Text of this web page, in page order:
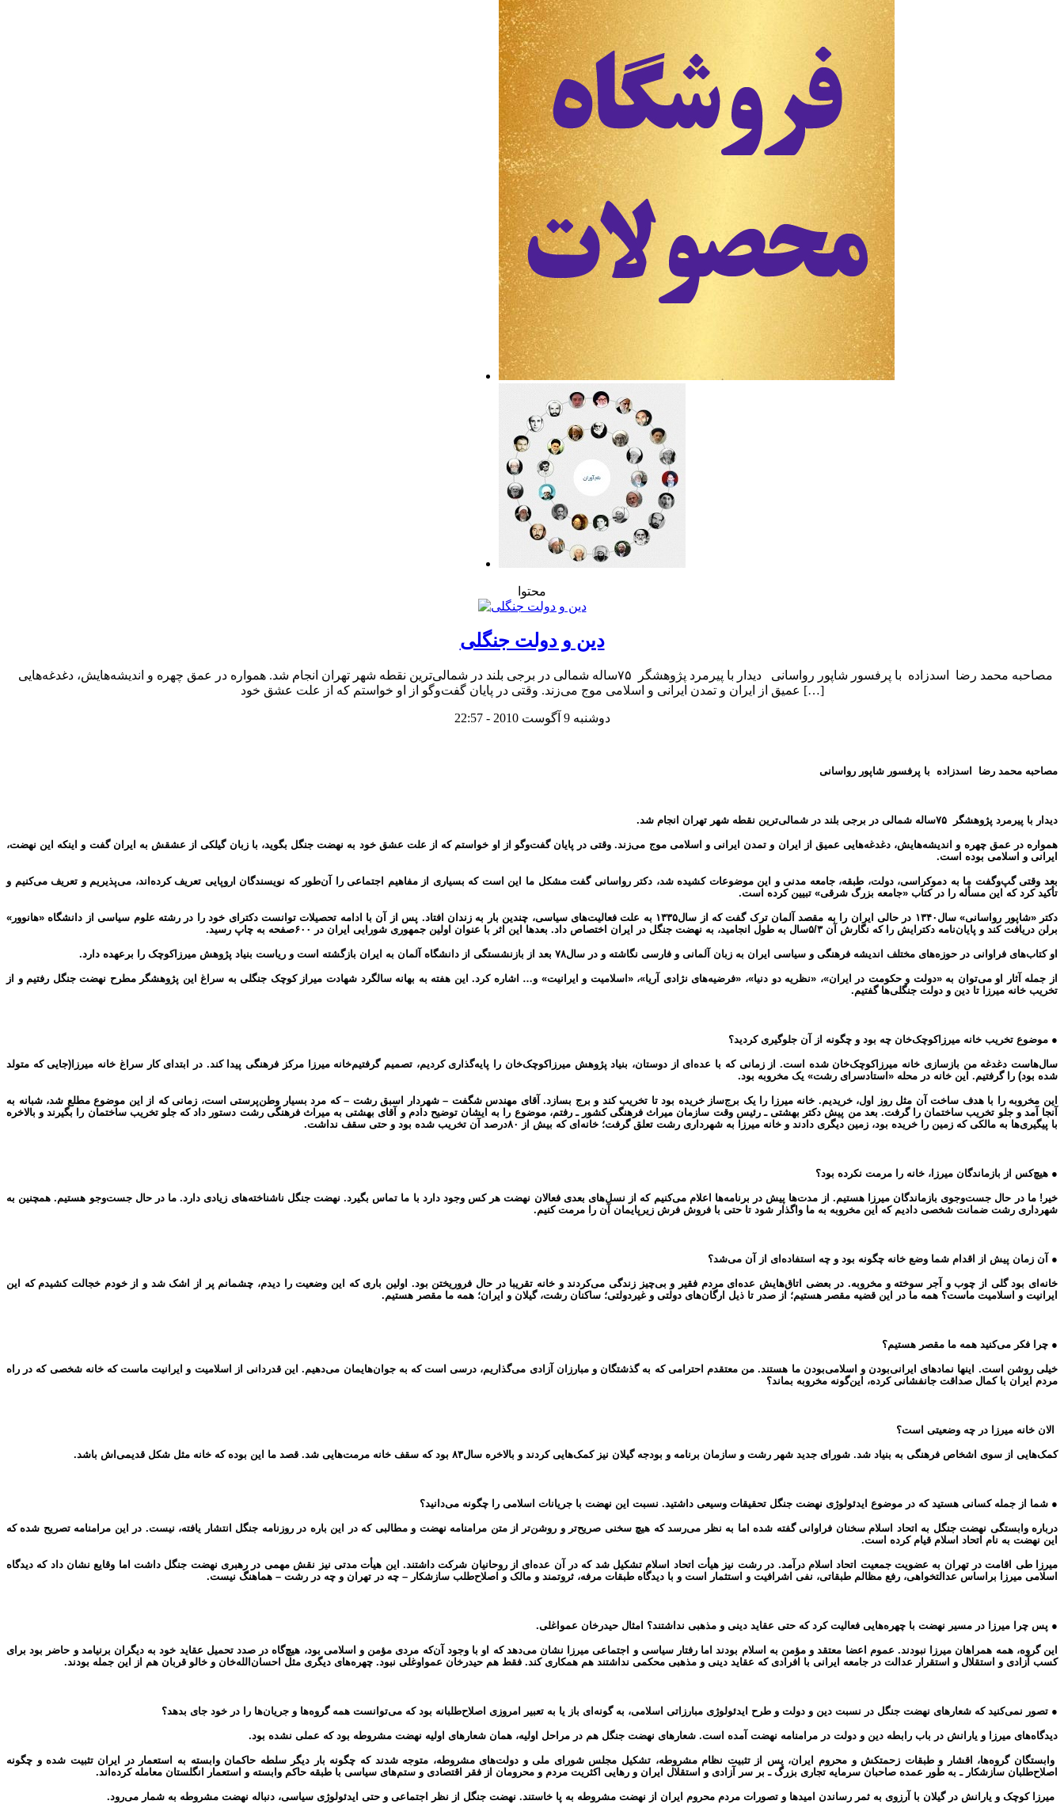
محتوا
دین و دولت جنگلی
عمیق از ایران و تمدن ایرانی و اسلامی موج می‌زند. وقتی در پایان گفت‌وگو از او خواستم که از علت عشق خود […]
دوشنبه 9 آگوست 2010 - 22:57
مصاحبه محمد رضا اسدزاده با پرفسور شاپور رواسانی
دیدار با پیرمرد پژوهشگر ۷۵ساله شمالی در برجی بلند در شمالی‌ترین نقطه شهر تهران انجام شد.
همواره در عمق چهره و اندیشه‌هایش، دغدغه‌هایی عمیق از ایران و تمدن ایرانی و اسلامی موج می‌زند. وقتی در پایان گفت‌وگو از او خواستم که از علت عشق خود به نهضت جنگل بگوید، با زبان گیلکی از عشقش به ایران گفت و اینکه این نهضت،
ایرانی و اسلامی بوده است.
بعد وقتی گپ‌وگفت ما به دموکراسی، دولت، طبقه، جامعه مدنی و این موضوعات کشیده شد، دکتر رواسانی گفت مشکل ما این است که بسیاری از مفاهیم اجتماعی را آن‌طور که نویسندگان اروپایی تعریف کرده‌اند، می‌پذیریم و تعریف می‌کنیم و
تأکید کرد که این مسأله را در کتاب «جامعه بزرگ شرقی» تبیین کرده است.
دکتر «شاپور رواسانی» سال۱۳۴۰ در حالی ایران را به مقصد آلمان ترک گفت که از سال‌۱۳۳۵ به علت فعالیت‌های سیاسی، چندین بار به زندان افتاد. پس از آن با ادامه تحصیلات توانست دکترای خود را در رشته علوم سیاسی از دانشگاه «هانوور»
برلن دریافت کند و پایان‌نامه دکترایش را که نگارش آن ۵/۳سال به طول انجامید، به نهضت جنگل در ایران اختصاص داد. بعدها این اثر با عنوان اولین جمهوری شورایی ایران در ۶۰۰صفحه به چاپ رسید.
او کتاب‌های فراوانی در حوزه‌های مختلف اندیشه فرهنگی و سیاسی ایران به زبان آلمانی و فارسی نگاشته و در سال۷۸ بعد از بازنشستگی از دانشگاه آلمان به ایران بازگشته است و ریاست بنیاد پژوهش میرزاکوچک را برعهده دارد.
از جمله آثار او می‌توان به «دولت و حکومت در ایران»، «نظریه دو دنیا»، «فرضیه‌های نژادی آریا»، «اسلامیت و ایرانیت» و… اشاره کرد. این هفته به بهانه سالگرد شهادت میراز کوچک جنگلی به سراغ این پژوهشگر مطرح نهضت جنگل رفتیم و از
تخریب خانه میرزا تا دین و دولت جنگلی‌ها گفتیم.
● موضوع تخریب خانه میرزاکوچک‌خان چه بود و چگونه از آن جلوگیری کردید؟
سال‌هاست دغدغه من بازسازی خانه میرزاکوچک‌خان شده است. از زمانی که با عده‌ای از دوستان، بنیاد پژوهش میرزاکوچک‌خان را پایه‌گذاری کردیم، تصمیم گرفتیم‌خانه میرزا مرکز فرهنگی پیدا کند. در ابتدای کار سراغ خانه میرزا(جایی که متولد
شده بود) را گرفتیم. این خانه در محله «استادسرای رشت» یک مخروبه بود.
این مخروبه را با هدف ساخت آن مثل روز اول، ‌خریدیم. خانه میرزا را یک برج‌ساز خریده بود تا تخریب کند و برج بسازد. آقای مهندس شگفت – شهردار اسبق رشت – که مرد بسیار وطن‌پرستی است، زمانی که از این موضوع مطلع شد، شبانه به
آنجا آمد و جلو تخریب ساختمان را گرفت. بعد من پیش دکتر بهشتی ـ رئیس وقت سازمان میراث فرهنگی کشور ـ رفتم، موضوع را به ایشان توضیح دادم و آقای بهشتی به میراث فرهنگی رشت دستور داد که جلو تخریب ساختمان را بگیرند و بالاخره
با پیگیری‌ها به مالکی که زمین را خریده بود، زمین دیگری دادند و خانه میرزا به شهرداری رشت تعلق گرفت؛ خانه‌ای که بیش از ۸۰درصد آن تخریب شده بود و حتی سقف نداشت.
● هیچ‌کس از بازماندگان میرزا، خانه را مرمت نکرده بود؟
خیر! ما در حال جست‌وجوی بازماندگان میرزا هستیم. از مدت‌ها پیش در برنامه‌ها اعلام می‌کنیم که از نسل‌های بعدی فعالان نهضت هر کس وجود دارد با ما تماس بگیرد. نهضت جنگل ناشناخته‌های زیادی دارد. ما در حال جست‌وجو هستیم. همچنین به
شهرداری رشت ضمانت شخصی دادیم که این مخروبه به ما واگذار شود تا حتی با فروش فرش زیرپایمان آن را مرمت کنیم.
● آن زمان پیش از اقدام شما وضع خانه چگونه بود و چه استفاده‌ای از آن می‌شد؟
خانه‌ای بود گلی از چوب و آجر سوخته و مخروبه. در بعضی اتاق‌هایش عده‌ای مردم فقیر و بی‌چیز زندگی می‌کردند و خانه تقریبا در حال فروریختن بود. اولین باری که این وضعیت را دیدم، چشمانم پر از اشک شد و از خودم خجالت کشیدم که این
ایرانیت و اسلامیت ماست؟ همه ما در این قضیه مقصر هستیم؛ از صدر تا ذیل ارگان‌های دولتی و غیردولتی؛ ساکنان رشت، گیلان و ایران؛ همه ما مقصر هستیم.
● چرا فکر می‌کنید همه ما مقصر هستیم؟
خیلی روشن است. اینها نمادهای ایرانی‌بودن و اسلامی‌بودن ما هستند. من معتقدم احترامی که به گذشتگان و مبارزان آزادی می‌گذاریم، درسی است که به جوان‌هایمان می‌دهیم. این قدردانی از اسلامیت و ایرانیت ماست که خانه شخصی که در راه
مردم ایران با کمال صداقت جانفشانی کرده، این‌گونه مخروبه بماند؟
الان خانه میرزا در چه وضعیتی است؟
کمک‌هایی از سوی اشخاص فرهنگی به بنیاد شد. شورای جدید شهر رشت و سازمان برنامه و بودجه گیلان نیز کمک‌هایی کردند و بالاخره سال۸۳ بود که سقف خانه مرمت‌هایی شد. قصد ما این بوده که خانه مثل شکل قدیمی‌اش باشد.
● شما از جمله کسانی هستید که در موضوع ایدئولوژی نهضت جنگل تحقیقات وسیعی داشتید. نسبت این نهضت با جریانات اسلامی را چگونه می‌دانید؟
درباره وابستگی نهضت جنگل به اتحاد اسلام سخنان فراوانی گفته شده اما به نظر می‌رسد که هیچ سخنی صریح‌تر و روشن‌تر از متن مرامنامه نهضت و مطالبی که در این باره در روزنامه جنگل انتشار یافته، نیست. در این مرامنامه تصریح شده که
این نهضت به نام اتحاد اسلام قیام کرده است.
میرزا طی اقامت در تهران به عضویت جمعیت اتحاد اسلام درآمد. در رشت نیز هیأت اتحاد اسلام تشکیل شد که در آن عده‌ای از روحانیان شرکت داشتند. این هیأت مدتی نیز نقش مهمی در رهبری نهضت جنگل داشت اما وقایع نشان داد که دیدگاه
اسلامی میرزا براساس عدالتخواهی، رفع مظالم طبقاتی، نفی اشرافیت و استثمار است و با دیدگاه طبقات مرفه، ‌ثروتمند و مالک و اصلاح‌طلب سازشکار – چه در تهران و چه در رشت – هماهنگ نیست.
● پس چرا میرزا در مسیر نهضت با چهره‌هایی فعالیت کرد که حتی عقاید دینی و مذهبی نداشتند؟ امثال حیدرخان عمواغلی.
این گروه، همه همراهان میرزا نبودند. عموم اعضا معتقد و مؤمن به اسلام بودند اما رفتار سیاسی و اجتماعی میرزا نشان می‌دهد که او با وجود آن‌که مردی مؤمن و اسلامی بود، هیچ‌گاه در صدد تحمیل عقاید خود به دیگران برنیامد و حاضر بود برای
کسب آزادی و استقلال و استقرار عدالت در جامعه ایرانی با افرادی که عقاید دینی و مذهبی محکمی نداشتند هم همکاری کند. فقط هم حیدرخان عمواوغلی نبود. چهره‌های دیگری مثل احسان‌الله‌خان و خالو قربان هم از این جمله بودند.
● تصور نمی‌کنید که شعارهای نهضت جنگل در نسبت دین و دولت و طرح ایدئولوژی مبارزاتی اسلامی، ‌به گونه‌ای باز یا به تعبیر امروزی اصلاح‌طلبانه بود که می‌توانست همه گروه‌ها و جریان‌ها را در خود جای بدهد؟‌
دیدگاه‌های میرزا و یارانش در باب رابطه دین و دولت در مرامنامه نهضت آمده است. شعارهای نهضت جنگل هم در مراحل اولیه، همان شعارهای اولیه نهضت مشروطه بود که عملی نشده بود.
وابستگان گروه‌ها، اقشار و طبقات زحمتکش و محروم ایران، پس از تثبیت نظام مشروطه، تشکیل مجلس شورای ملی و دولت‌های مشروطه، متوجه شدند که چگونه بار دیگر سلطه حاکمان وابسته به استعمار در ایران تثبیت شده و چگونه
اصلاح‌طلبان سازشکار ـ به طور عمده صاحبان سرمایه تجاری بزرگ ـ بر سر آزادی و استقلال ایران و رهایی اکثریت مردم و محرومان از فقر اقتصادی و ستم‌های سیاسی با طبقه حاکم وابسته و استعمار انگلستان معامله کرده‌اند.
میرزا کوچک‌ و یارانش در گیلان با آرزوی به ثمر رساندن امیدها و تصورات مردم محروم ایران از نهضت مشروطه به پا خاستند. نهضت جنگل از نظر اجتماعی و حتی ایدئولوژی سیاسی، دنباله‌ نهضت مشروطه به شمار می‌رود.